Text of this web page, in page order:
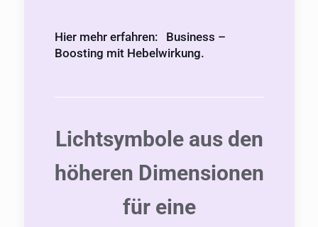
Hier mehr erfahren: Business –
Boosting mit Hebelwirkung.
Lichtsymbole aus den
höheren Dimensionen
für eine